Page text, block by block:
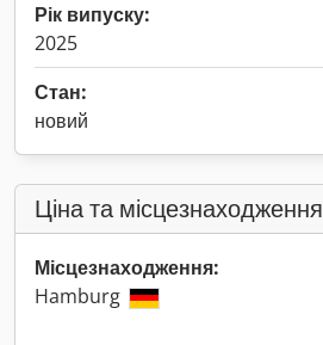
Рік випуску:
2025
Стан:
новий
Ціна та місцезнаходження
Місцезнаходження:
Hamburg